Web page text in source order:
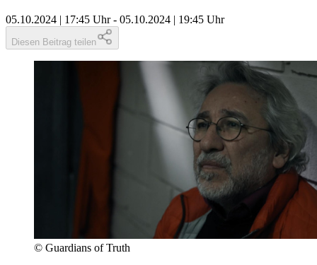
05.10.2024 | 17:45 Uhr- 05.10.2024 | 19:45 Uhr
Diesen Beitrag teilen
© Guardians of Truth